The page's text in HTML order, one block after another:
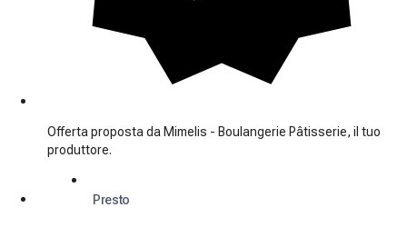
Offerta proposta da Mimelis - Boulangerie Pâtisserie, il tuo
produttore.
Presto